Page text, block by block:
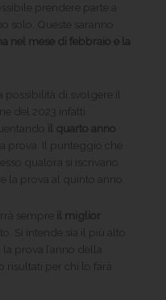
prendere parte a
solo. Queste saranno
nel mese di febbraio e la
possibilità di svolgere il
del 2023 infatti
il quarto anno
prova. Il punteggio che
qualora si iscrivano
la prova al quinto anno.
sempre il miglior
Si intende sia il più alto
prova l’anno della
risultati per chi lo farà